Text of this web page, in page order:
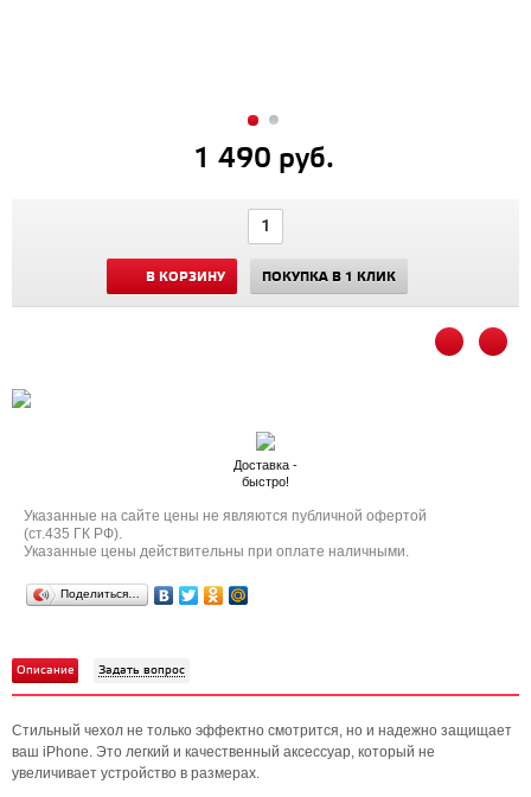
1 490 руб.
В КОРЗИНУ ПОКУПКА В 1 КЛИК
Доставка -
быстро!
Указанные на сайте цены не являются публичной офертой
(ст.435 ГК РФ).
Указанные цены действительны при оплате наличными.
Поделиться…
Описание Задать вопрос
Стильный чехол не только эффектно смотрится, но и надежно защищает
ваш iPhone. Это легкий и качественный аксессуар, который не
увеличивает устройство в размерах.